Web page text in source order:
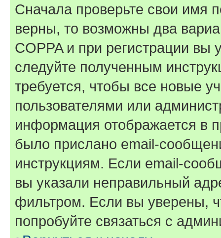
Сначала проверьте свои имя
верны, то возможны два
COPPA и при регистрации вы
следуйте полученным
требуется, чтобы все новые
пользователями или
информация отображается в
было прислано email-
инструкциям. Если email-
вы указали неправильный
фильтром. Если вы уверены,
попробуйте связаться с